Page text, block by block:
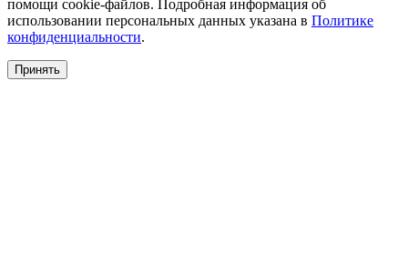
помощи cookie-файлов. Подробная информация об
использовании персональных данных указана в Политике
конфиденциальности.
Принять